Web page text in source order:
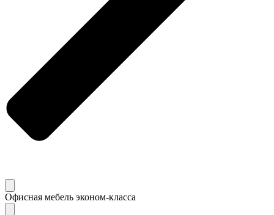
Офисная мебель эконом-класса